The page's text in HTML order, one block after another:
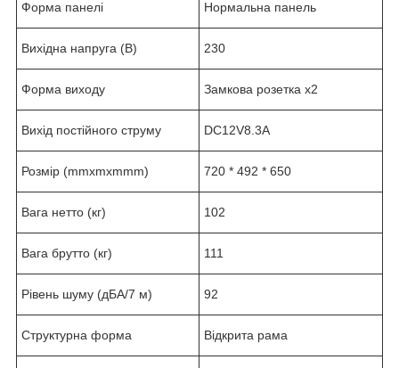
Форма панелі Нормальна панель
Вихідна напруга (В) 230
Форма виходу Замкова розетка х2
Вихід постійного струму DC12V8.3A
Розмір (mmxmxmmm) 720 * 492 * 650
Вага нетто (кг) 102
Вага брутто (кг) 111
Рівень шуму (дБА/7 м) 92
Структурна форма Відкрита рама